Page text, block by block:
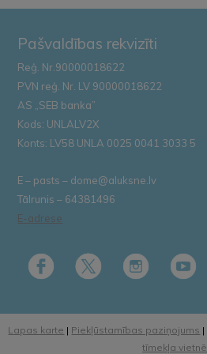
Pašvaldības rekvizīti
Reģ. Nr.90000018622
PVN reģ. Nr. LV 90000018622
AS „SEB banka”
Kods: UNLALV2X
Konts: LV58 UNLA 0025 0041 3033 5
E – pasts – dome@aluksne.lv
Tālrunis – 64381496
E-adrese
Lapas karte | Piekļūstamības paziņojums |
tīmekļa vietnē